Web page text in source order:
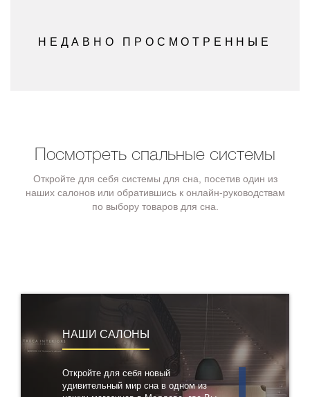
НЕДАВНО ПРОСМОТРЕННЫЕ
Посмотреть спальные системы
Откройте для себя системы для сна, посетив один из
наших салонов или обратившись к онлайн-руководствам
по выбору товаров для сна.
НАШИ САЛОНЫ
Откройте для себя новый
удивительный мир сна в одном из